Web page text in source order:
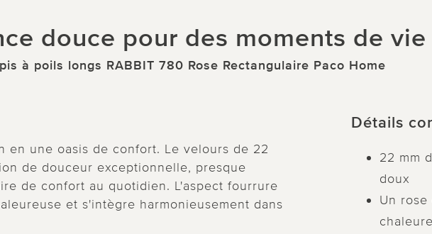
douce pour des moments de
à poils longs RABBIT 780 Rose Rectangulaire Paco Home
en une oasis de confort. Le velours de 22
de douceur exceptionnelle, presque
de confort au quotidien. L'aspect fourrure
et s'intègre harmonieusement dans
Détails
22 mm
doux
Un